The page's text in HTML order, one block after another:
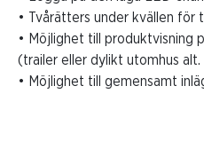
• Tvårätters under kvällen
• Möjlighet till produktvisning
(trailer eller dylikt utomhus
• Möjlighet till gemensamt